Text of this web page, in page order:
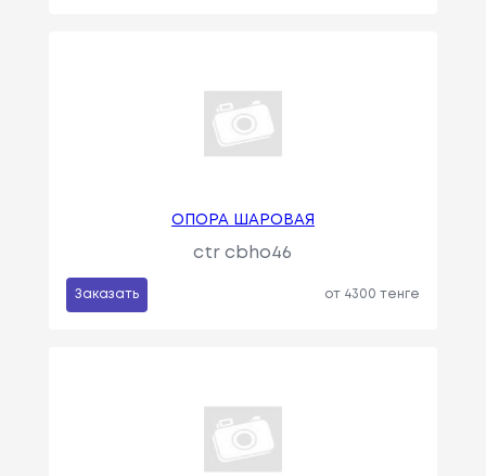
ОПОРА ШАРОВАЯ
ctr cbho46
Заказать от 4300 тенге